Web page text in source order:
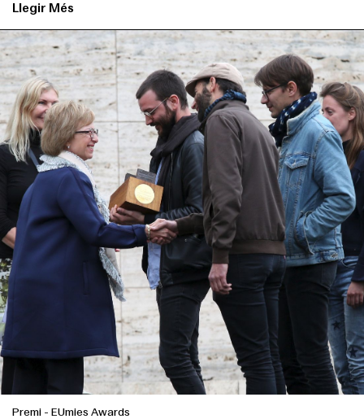
English Español Italiano Català
Llegir Més
Premi - EUmies Awards